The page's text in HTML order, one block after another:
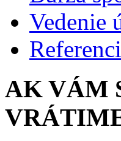
Vedenie
AK VÁM